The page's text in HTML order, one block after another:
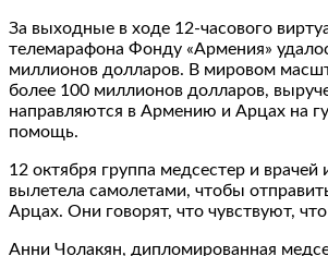
За выходные в ходе 12-часового
телемарафона Фонду «Армения»
миллионов долларов. В мировом
более 100 миллионов долларов,
направляются в Армению и Арцах на
помощь.
12 октября группа медсестер и
вылетела самолетами, чтобы
Арцах. Они говорят, что чувствуют,
Анни Чолакян, дипломированная